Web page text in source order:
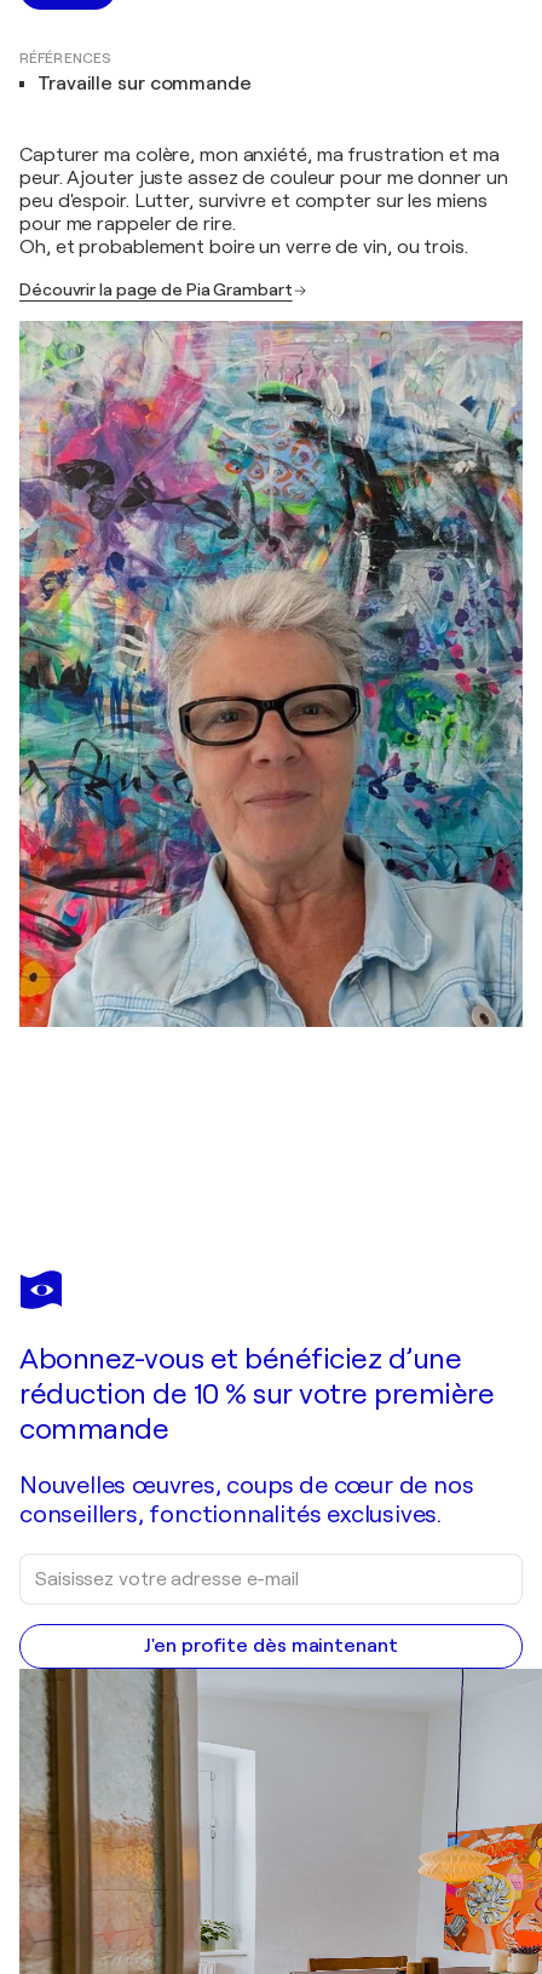
RÉFÉRENCES
Travaille sur commande
Capturer ma colère, mon anxiété, ma frustration et ma
peur. Ajouter juste assez de couleur pour me donner un
peu d'espoir. Lutter, survivre et compter sur les miens
pour me rappeler de rire.
Oh, et probablement boire un verre de vin, ou trois.
Découvrir la page de Pia Grambart
PIA GRAMBART
Getting organised
Abonnez-vous et bénéficiez d’une
réduction de 10 % sur votre première
commande
Nouvelles œuvres, coups de cœur de nos
conseillers, fonctionnalités exclusives.
J'en profite dès maintenant